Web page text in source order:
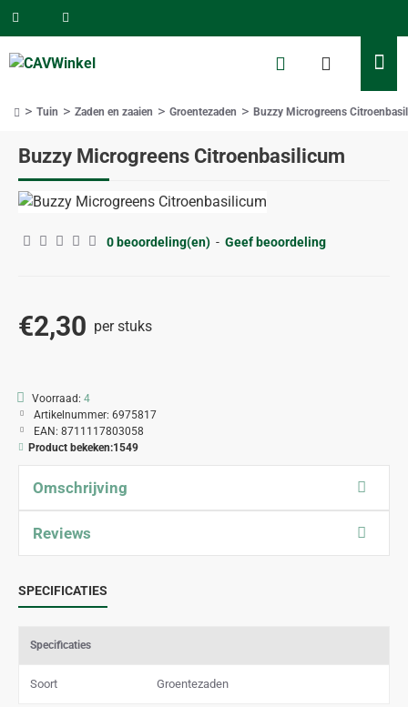
Buzzy Microgreens Citroenbasilicum
Tuin Zaden en zaaien Groentezaden Buzzy Microgreens
0 beoordeling(en) - Geef beoordeling
€2,30 per stuks
Voorraad: 4
Artikelnummer: 6975817
EAN: 8711117803058
Product bekeken:1549
Omschrijving
Reviews
SPECIFICATIES
Specificaties
Soort Groentezaden